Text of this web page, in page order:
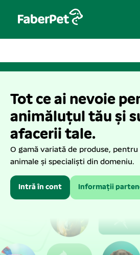
Tot ce ai nevoie
animăluțul tău și
afacerii tale.
O gamă variată de produse,
animale și specialiști din domeniu.
Intră în cont Informații